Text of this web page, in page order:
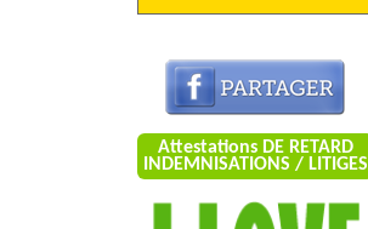
Attestations DE RETARD
INDEMNISATIONS / LITIGES